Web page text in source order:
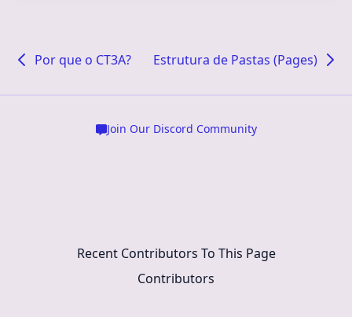
Por que o CT3A? Estrutura de Pastas (Pages)
Join Our Discord Community
Recent Contributors To This Page
Contributors